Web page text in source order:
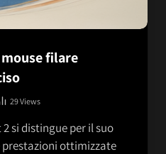
mouse filare
29Views
si distingue per il suo
ottimizzate